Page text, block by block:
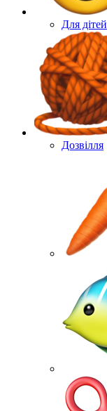
Для дітей
Дозвілля